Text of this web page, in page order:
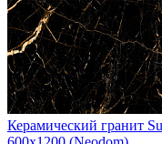
Керамический гранит